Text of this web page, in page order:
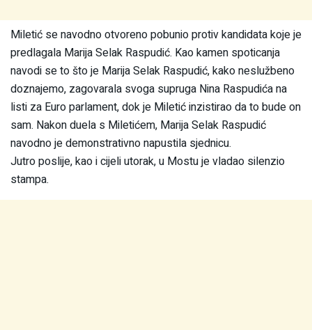
Miletić se navodno otvoreno pobunio protiv kandidata koje je
predlagala Marija Selak Raspudić. Kao kamen spoticanja
navodi se to što je Marija Selak Raspudić, kako neslužbeno
doznajemo, zagovarala svoga supruga Nina Raspudića na
listi za Euro parlament, dok je Miletić inzistirao da to bude on
sam. Nakon duela s Miletićem, Marija Selak Raspudić
navodno je demonstrativno napustila sjednicu.
Jutro poslije, kao i cijeli utorak, u Mostu je vladao silenzio
stampa.